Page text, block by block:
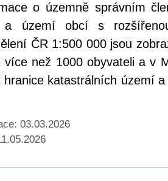
o územně správním
a území obcí s
ČR 1:500 000 jsou
než 1000 obyvateli a v
hranice katastrálních území
03.03.2026